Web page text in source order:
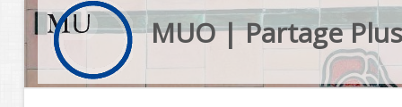
MUO | Partage Plus